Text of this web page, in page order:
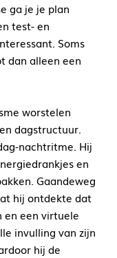
ga je je plan
test- en
Soms
dan alleen een
worstelen
dagstructuur.
nachtritme. Hij
en
Gaandeweg
hij ontdekte dat
en een virtuele
invulling van zijn
hij de